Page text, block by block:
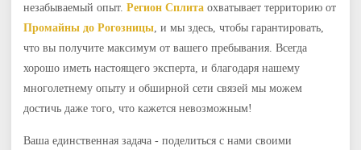
незабываемый опыт. Регион Сплитаохватывает территорию от
Промайны до Рогозницы, и мы здесь, чтобы гарантировать,
что вы получите максимум от вашего пребывания. Всегда
хорошо иметь настоящего эксперта, и благодаря нашему
многолетнему опыту и обширной сети связей мы можем
достичь даже того, что кажется невозможным!
Ваша единственная задача - поделиться с нами своими